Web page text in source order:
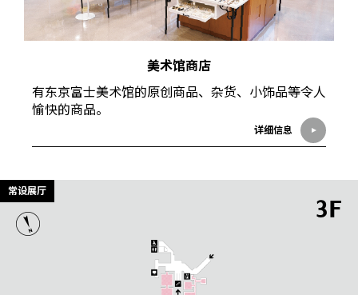
美术馆商店
有东京富士美术馆的原创商品、杂货、小饰品等令人
愉快的商品。
详细信息
常设展厅
3F